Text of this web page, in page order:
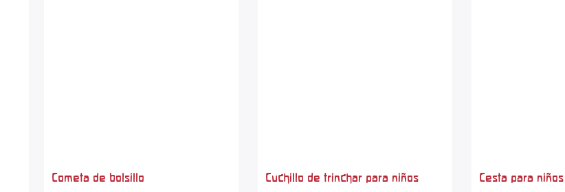
Cometa de bolsillo Cuchillo de trinchar para niños Cesta para niños